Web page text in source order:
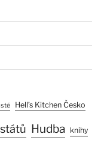
Hell’s Kitchen Česko
Hudba knihy